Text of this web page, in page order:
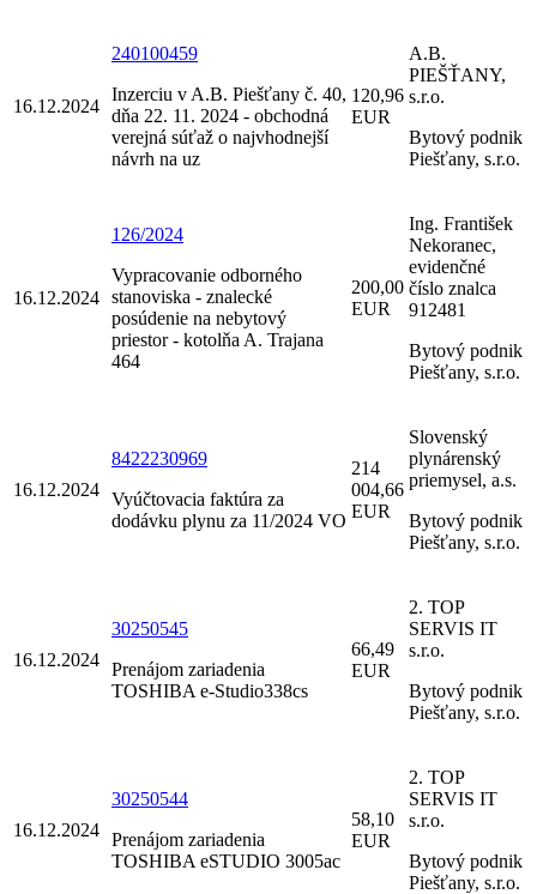
16.12.2024
240100459
Inzerciu v A.B. Piešťany č. 40,
dňa 22. 11. 2024 - obchodná
verejná súťaž o najvhodnejší
návrh na uz
120,96
EUR
A.B.
PIEŠŤANY,
s.r.o.
Bytový podnik
Piešťany, s.r.o.
16.12.2024
126/2024
Vypracovanie odborného
stanoviska - znalecké
posúdenie na nebytový
priestor - kotolňa A. Trajana
464
200,00
EUR
Ing. František
Nekoranec,
evidenčné
číslo znalca
912481
Bytový podnik
Piešťany, s.r.o.
16.12.2024
8422230969
Vyúčtovacia faktúra za
dodávku plynu za 11/2024 VO
214
004,66
EUR
Slovenský
plynárenský
priemysel, a.s.
Bytový podnik
Piešťany, s.r.o.
16.12.2024
30250545
Prenájom zariadenia
TOSHIBA e-Studio338cs
66,49
EUR
2. TOP
SERVIS IT
s.r.o.
Bytový podnik
Piešťany, s.r.o.
16.12.2024
30250544
Prenájom zariadenia
TOSHIBA eSTUDIO 3005ac
58,10
EUR
2. TOP
SERVIS IT
s.r.o.
Bytový podnik
Piešťany, s.r.o.